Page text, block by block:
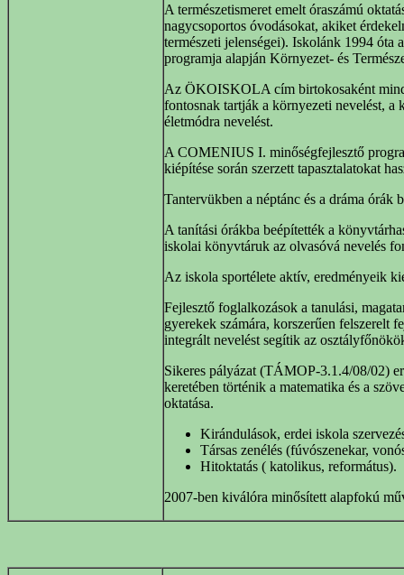
A természetismeret emelt óraszámú
nagycsoportos óvodásokat, akiket
természeti jelenségei). Iskolánk 1994
programja alapján Környezet- és
Az ÖKOISKOLA cím birtokosaként
fontosnak tartják a környezeti nevelést, a
életmódra nevelést.
A COMENIUS I. minőségfejlesztő
kiépítése során szerzett tapasztalatokat
Tantervükben a néptánc és a dráma órák
A tanítási órákba beépítették a
iskolai könyvtáruk az olvasóvá nevelés
Az iskola sportélete aktív, eredményeik
Fejlesztő foglalkozások a tanulási,
gyerekek számára, korszerűen felszerelt
integrált nevelést segítik az
Sikeres pályázat (TÁMOP-3.1.4/08/02)
keretében történik a matematika és a
oktatása.
Kirándulások, erdei iskola
Társas zenélés (fúvószenekar,
Hitoktatás ( katolikus, református).
2007-ben kiválóra minősített alapfokú